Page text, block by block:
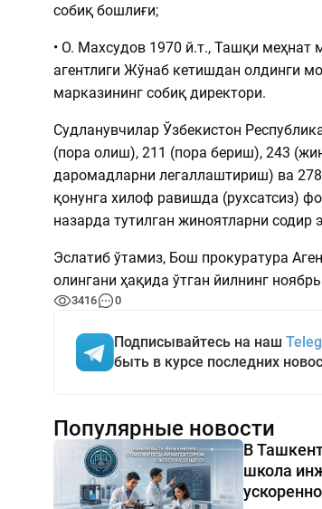
собиқ бошлиғи;
• О. Махсудов 1970 й.т., Ташқи меҳнат
агентлиги Жўнаб кетишдан олдинги
марказининг собиқ директори.
Судланувчилар Ўзбекистон
(пора олиш), 211 (пора бериш), 243
даромадларни легаллаштириш) ва
қонунга хилоф равишда (рухсатсиз)
назарда тутилган жиноятларни содир
Эслатиб ўтамиз, Бош прокуратура
олингани ҳақида ўтган йилнинг
3416 0
Подписывайтесь на наш
быть в курсе последних
Популярные новости
В
школа